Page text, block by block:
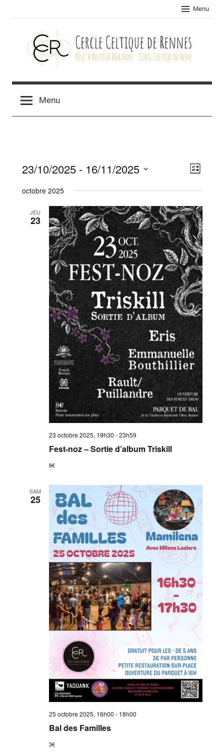
Menu
Cercle
celtique
Menu
par
Liste
23/10/2025 - 16/11/2025
date.
octobre 2025
JEU
23
23 octobre 2025, 19h30 -23h59
Fest-noz – Sortie d’album Triskill
8€
SAM
25
25 octobre 2025, 16h00 - 18h00
Bal des Familles
3€